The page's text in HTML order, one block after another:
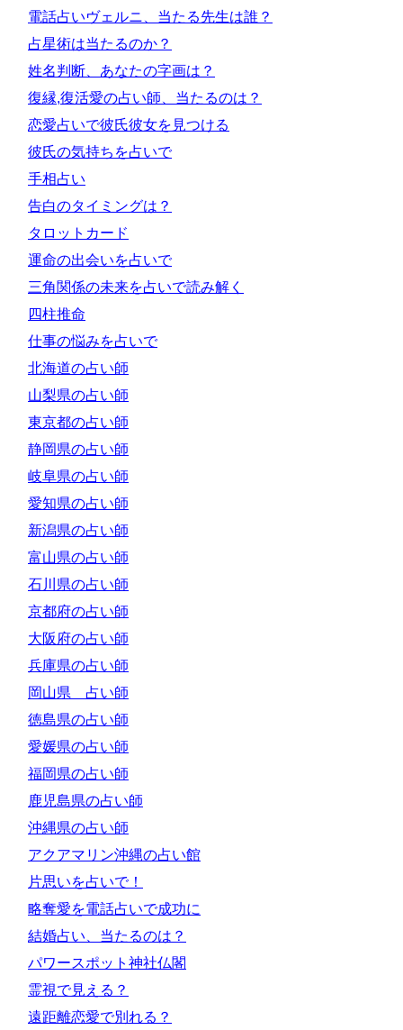
電話占いヴェルニ、当たる先生は誰？
占星術は当たるのか？
姓名判断、あなたの字画は？
復縁,復活愛の占い師、当たるのは？
恋愛占いで彼氏彼女を見つける
彼氏の気持ちを占いで
手相占い
告白のタイミングは？
タロットカード
運命の出会いを占いで
三角関係の未来を占いで読み解く
四柱推命
仕事の悩みを占いで
北海道の占い師
山梨県の占い師
東京都の占い師
静岡県の占い師
岐阜県の占い師
愛知県の占い師
新潟県の占い師
富山県の占い師
石川県の占い師
京都府の占い師
大阪府の占い師
兵庫県の占い師
岡山県 占い師
徳島県の占い師
愛媛県の占い師
福岡県の占い師
鹿児島県の占い師
沖縄県の占い師
アクアマリン沖縄の占い館
片思いを占いで！
略奪愛を電話占いで成功に
結婚占い、当たるのは？
パワースポット神社仏閣
霊視で見える？
遠距離恋愛で別れる？